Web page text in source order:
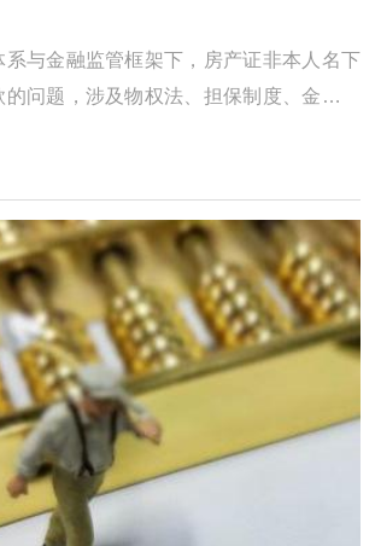
与金融监管框架下，房产证非本人名下
问题，涉及物权法、担保制度、金融合
个层面展开深度解析，力求为读者呈现
用性的全景图。一、制度基础：物权归
界《民法典》第394条明 ...